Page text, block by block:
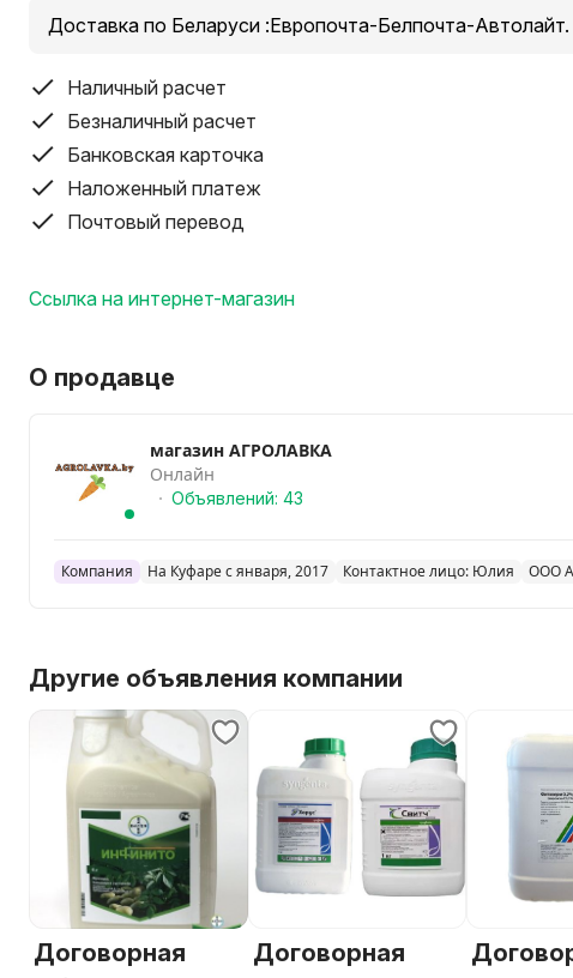
ДОСТАВКА по РБ
Доставка по Беларуси :Европочта-Белпочта-
Наличный расчет
Безналичный расчет
Банковская карточка
Наложенный платеж
Почтовый перевод
Ссылка на интернет-магазин
О продавце
магазин АГРОЛАВКА
Онлайн
Объявлений: 43
Компания На Куфаре с января, 2017 Контактное лицо: Юлия ООО
Другие объявления компании
Договорная Договорная